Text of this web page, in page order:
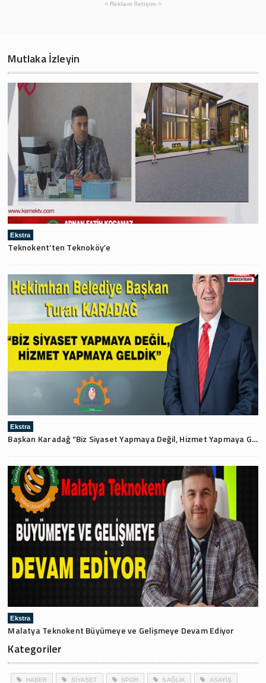
Reklam İletişim
Mutlaka İzleyin
Ekstra
Teknokent’ten Teknoköy’e
Ekstra
Başkan Karadağ “Biz Siyaset Yapmaya Değil, Hizmet Yapmaya Geldik”
Ekstra
Malatya Teknokent Büyümeye ve Gelişmeye Devam Ediyor
Kategoriler
HABER SİYASET SPOR SAĞLIK ASAYİŞ